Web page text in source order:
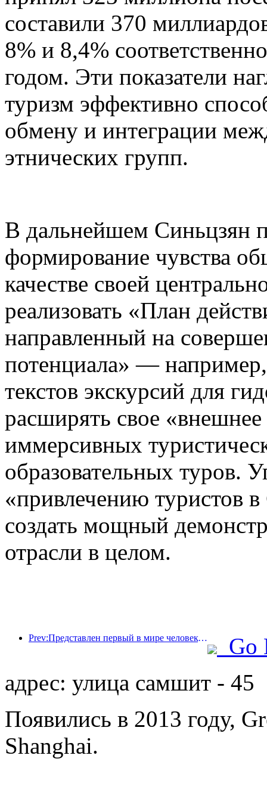
составили 370
8% и 8,4%
годом. Эти показатели
туризм эффективно
обмену и интеграции
этнических групп.
В дальнейшем Синьцзян
формирование чувства
качестве своей
реализовать «План
направленный на
потенциала» — например,
текстов экскурсий для
расширять свое «внешнее
иммерсивных
образовательных туров.
«привлечению туристов
создать мощный
отрасли в целом.
Prev:Представлен первый в мире человекоподобный робот, ориентированный на обслуживание в сфере общественного питания в различных сценариях.
Go
адрес: улица самшит - 45
Появились в 2013 году,
Shanghai.